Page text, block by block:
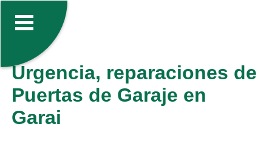
Urgencia, reparaciones de
Puertas de Garaje en
Garai